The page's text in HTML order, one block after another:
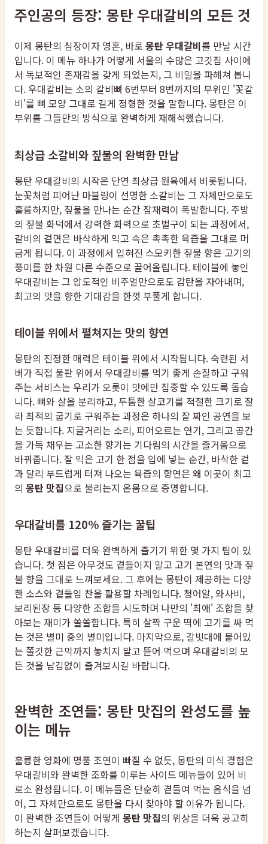
주인공의 등장: 몽탄 우대갈비의 모든 것
이제 몽탄의 심장이자 영혼, 바로 몽탄 우대갈비를 만날 시간
입니다. 이 메뉴 하나가 어떻게 서울의 수많은 고깃집 사이에
서 독보적인 존재감을 갖게 되었는지, 그 비밀을 파헤쳐 봅니
다. 우대갈비는 소의 갈비뼈 6번부터 8번까지의 부위인 '꽃갈
비'를 뼈 모양 그대로 길게 정형한 것을 말합니다. 몽탄은 이
부위를 그들만의 방식으로 완벽하게 재해석했습니다.
최상급 소갈비와 짚불의 완벽한 만남
몽탄 우대갈비의 시작은 단연 최상급 원육에서 비롯됩니다.
눈꽃처럼 피어난 마블링이 선명한 소갈비는 그 자체만으로도
훌륭하지만, 짚불을 만나는 순간 잠재력이 폭발합니다. 주방
의 짚불 화덕에서 강력한 화력으로 초벌구이 되는 과정에서,
갈비의 겉면은 바삭하게 익고 속은 촉촉한 육즙을 그대로 머
금게 됩니다. 이 과정에서 입혀진 스모키한 짚불 향은 고기의
풍미를 한 차원 다른 수준으로 끌어올립니다. 테이블에 놓인
우대갈비는 그 압도적인 비주얼만으로도 감탄을 자아내며,
최고의 맛을 향한 기대감을 한껏 부풀게 합니다.
테이블 위에서 펼쳐지는 맛의 향연
몽탄의 진정한 매력은 테이블 위에서 시작됩니다. 숙련된 서
버가 직접 불판 위에서 우대갈비를 먹기 좋게 손질하고 구워
주는 서비스는 우리가 오롯이 맛에만 집중할 수 있도록 돕습
니다. 뼈와 살을 분리하고, 두툼한 살코기를 적절한 크기로 잘
라 최적의 굽기로 구워주는 과정은 하나의 잘 짜인 공연을 보
는 듯합니다. 지글거리는 소리, 피어오르는 연기, 그리고 공간
을 가득 채우는 고소한 향기는 기다림의 시간을 즐거움으로
바꿔줍니다. 잘 익은 고기 한 점을 입에 넣는 순간, 바삭한 겉
과 달리 부드럽게 터져 나오는 육즙의 향연은 왜 이곳이 최고
의 몽탄 맛집으로 불리는지 온몸으로 증명합니다.
우대갈비를 120% 즐기는 꿀팁
몽탄 우대갈비를 더욱 완벽하게 즐기기 위한 몇 가지 팁이 있
습니다. 첫 점은 아무것도 곁들이지 말고 고기 본연의 맛과 짚
불 향을 그대로 느껴보세요. 그 후에는 몽탄이 제공하는 다양
한 소스와 곁들임 찬을 활용할 차례입니다. 청어알, 와사비,
보리된장 등 다양한 조합을 시도하며 나만의 '최애' 조합을 찾
아보는 재미가 쏠쏠합니다. 특히 살짝 구운 떡에 고기를 싸 먹
는 것은 별미 중의 별미입니다. 마지막으로, 갈빗대에 붙어있
는 쫄깃한 근막까지 놓치지 말고 뜯어 먹으며 우대갈비의 모
든 것을 남김없이 즐겨보시길 바랍니다.
완벽한 조연들: 몽탄 맛집의 완성도를 높
이는 메뉴
훌륭한 영화에 명품 조연이 빠질 수 없듯, 몽탄의 미식 경험은
우대갈비와 완벽한 조화를 이루는 사이드 메뉴들이 있어 비
로소 완성됩니다. 이 메뉴들은 단순히 곁들여 먹는 음식을 넘
어, 그 자체만으로도 몽탄을 다시 찾아야 할 이유가 됩니다.
이 완벽한 조연들이 어떻게 몽탄 맛집의 위상을 더욱 공고히
하는지 살펴보겠습니다.